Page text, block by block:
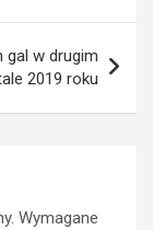
gal w drugim
2019 roku
Wymagane